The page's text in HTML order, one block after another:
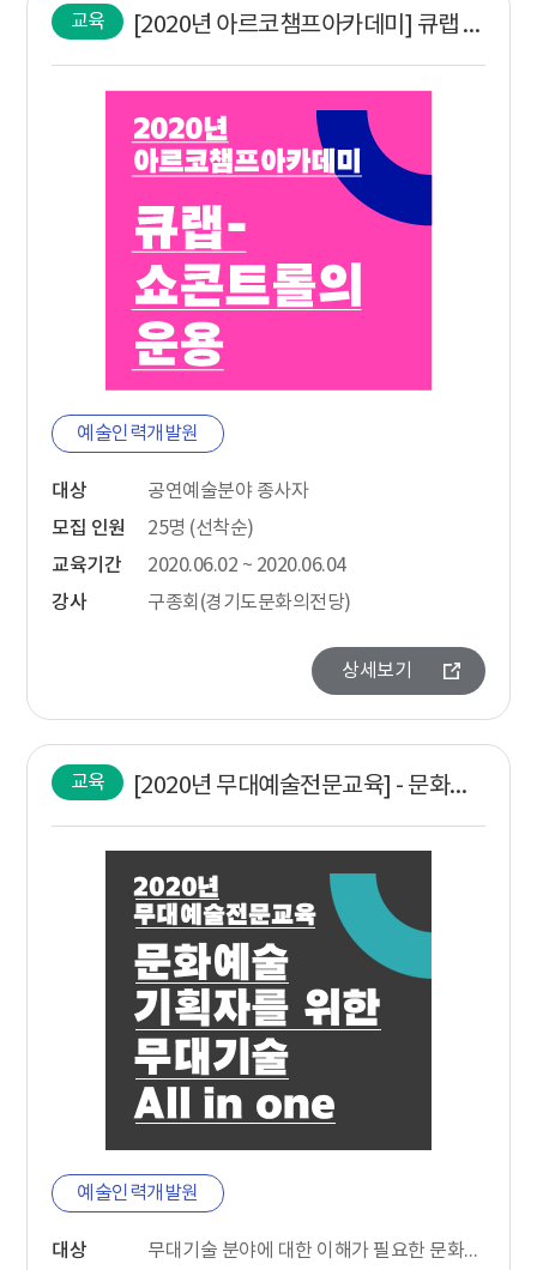
교육 [2020년 아르코챔프아카데미] 큐랩 - 쇼콘트롤의운용
예술인력개발원
대상
공연예술분야 종사자
모집 인원
25명 (선착순)
교육기간
2020.06.02 ~ 2020.06.04
강사
구종회(경기도문화의전당)
상세보기
교육 [2020년 무대예술전문교육] - 문화예술기획자를 위한 무대기술 올인원
예술인력개발원
대상
무대기술 분야에 대한 이해가 필요한 문화예술기획자(1~3년차 권장)